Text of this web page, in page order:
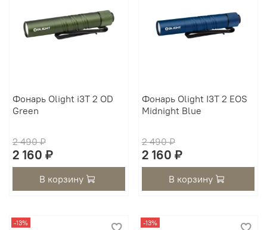
Фонарь Olight i3T 2 OD
Green
2 490 ₽
2 160 ₽
В корзину
Фонарь Olight I3T 2 EOS
Midnight Blue
2 490 ₽
2 160 ₽
В корзину
-13% -13%